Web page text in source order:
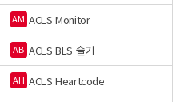
AM ACLS Monitor
AB ACLS BLS 술기
AH ACLS Heartcode